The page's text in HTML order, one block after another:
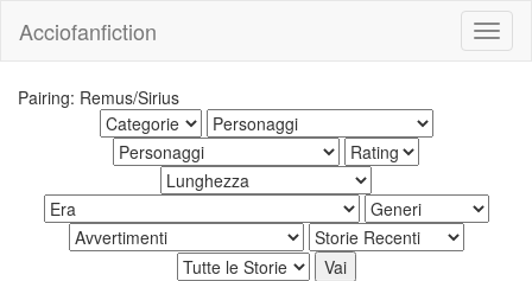
Acciofanfiction
Pairing: Remus/Sirius